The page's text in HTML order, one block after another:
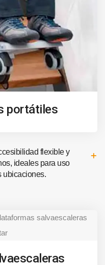
portátiles
flexible y
ideales para uso
ubicaciones.